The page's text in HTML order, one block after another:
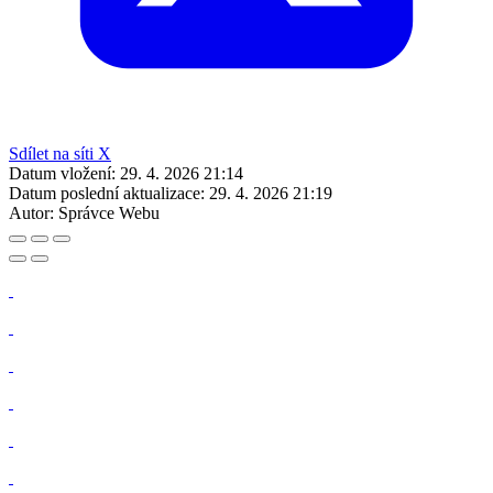
Sdílet na síti X
Datum vložení: 29. 4. 2026 21:14
Datum poslední aktualizace: 29. 4. 2026 21:19
Autor: Správce Webu